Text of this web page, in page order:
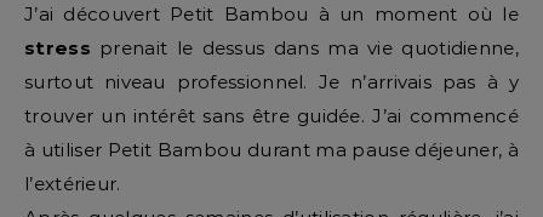
J’ai découvert Petit Bambou à un moment où le
stress prenait le dessus dans ma vie quotidienne,
surtout niveau professionnel. Je n’arrivais pas à y
trouver un intérêt sans être guidée. J’ai commencé
à utiliser Petit Bambou durant ma pause déjeuner, à
l’extérieur.